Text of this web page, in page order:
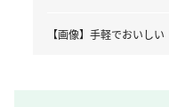
【画像】手軽でおいし